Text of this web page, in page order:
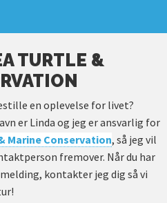
TURTLE &
en oplevelse for livet?
er Linda og jeg er ansvarlig for
Marine Conservation, så jeg vil
fremover. Når du har
kontakter jeg dig så vi